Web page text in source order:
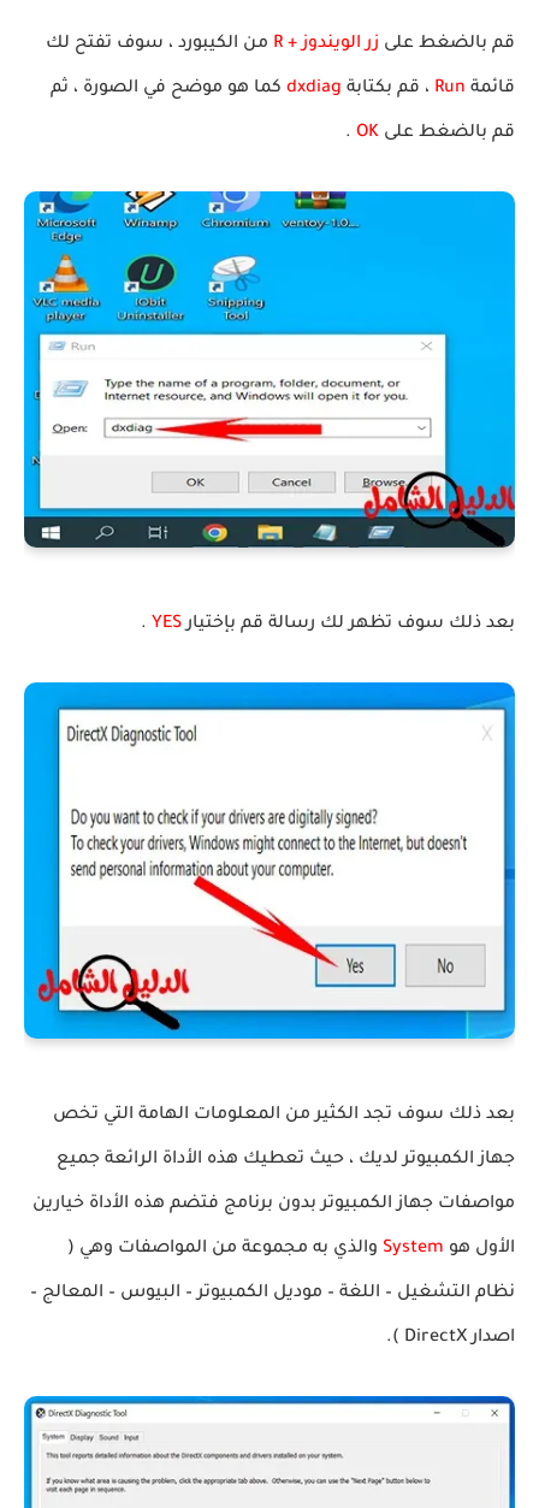
قم بالضغط على زر الويندوز + R من الكيبورد ، سوف تفتح لك
قائمة Run ، قم بكتابة dxdiag كما هو موضح في الصورة ، ثم
قم بالضغط على OK
.
بعد ذلك سوف تظهر لك رسالة قم بإختيارYES
.
بعد ذلك سوف تجد الكثير من المعلومات الهامة التي تخص
جهاز الكمبيوتر لديك ، حيث تعطيك هذه الأداة الرائعة جميع
مواصفات جهاز الكمبيوتر بدون برنامج فتضم هذه الأداة خيارين
الأول هو System والذي به مجموعة من المواصفات وهي (
نظام التشغيل – اللغة – موديل الكمبيوتر – البيوس – المعالج –
اصدار DirectX ).